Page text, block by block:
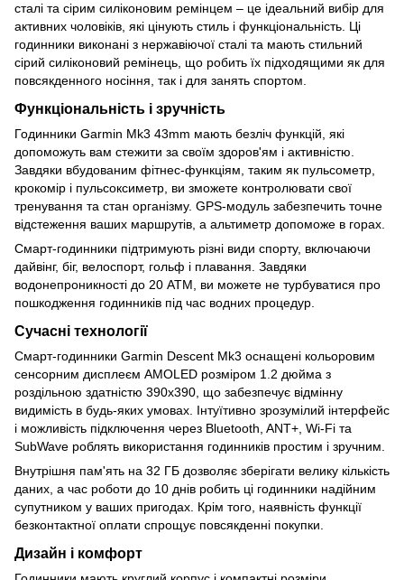
сталі та сірим силіконовим ремінцем – це ідеальний вибір для
активних чоловіків, які цінують стиль і функціональність. Ці
годинники виконані з нержавіючої сталі та мають стильний
сірий силіконовий ремінець, що робить їх підходящими як для
повсякденного носіння, так і для занять спортом.
Функціональність і зручність
Годинники Garmin Mk3 43mm мають безліч функцій, які
допоможуть вам стежити за своїм здоров'ям і активністю.
Завдяки вбудованим фітнес-функціям, таким як пульсометр,
крокомір і пульсоксиметр, ви зможете контролювати свої
тренування та стан організму. GPS-модуль забезпечить точне
відстеження ваших маршрутів, а альтиметр допоможе в горах.
Смарт-годинники підтримують різні види спорту, включаючи
дайвінг, біг, велоспорт, гольф і плавання. Завдяки
водонепроникності до 20 АТМ, ви можете не турбуватися про
пошкодження годинників під час водних процедур.
Сучасні технології
Смарт-годинники Garmin Descent Mk3 оснащені кольоровим
сенсорним дисплеєм AMOLED розміром 1.2 дюйма з
роздільною здатністю 390x390, що забезпечує відмінну
видимість в будь-яких умовах. Інтуїтивно зрозумілий інтерфейс
і можливість підключення через Bluetooth, ANT+, Wi-Fi та
SubWave роблять використання годинників простим і зручним.
Внутрішня пам'ять на 32 ГБ дозволяє зберігати велику кількість
даних, а час роботи до 10 днів робить ці годинники надійним
супутником у ваших пригодах. Крім того, наявність функції
безконтактної оплати спрощує повсякденні покупки.
Дизайн і комфорт